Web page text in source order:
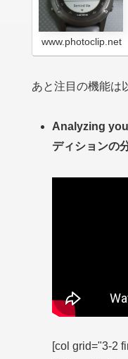
www.photoclip.net
あと注目の機能は
Analyzing
ディションの
[col grid="3-2